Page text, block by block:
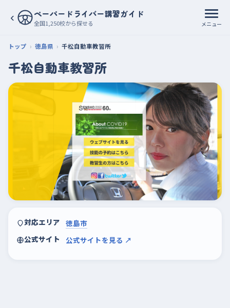
‹ ペーパードライバー講習ガイド
全国1,250校から探せる メニュー
トップ 徳島県 千松自動車教習所
千松自動車教習所
対応エリア 徳島市
公式サイト
公式サイトを見る ↗